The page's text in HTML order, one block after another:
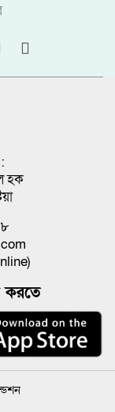
হক
করতে